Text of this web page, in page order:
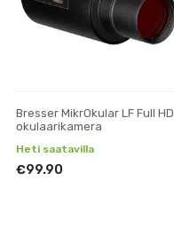
Bresser MikrOkular LF Full HD
okulaarikamera
Heti saatavilla
€99.90